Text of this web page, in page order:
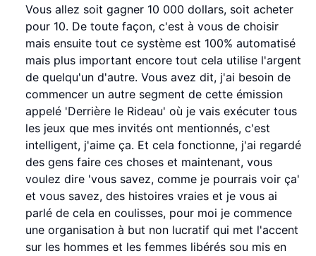
Vous allez soit gagner 10 000 dollars, soit acheter
pour 10. De toute façon, c'est à vous de choisir
mais ensuite tout ce système est 100% automatisé
mais plus important encore tout cela utilise l'argent
de quelqu'un d'autre. Vous avez dit, j'ai besoin de
commencer un autre segment de cette émission
appelé 'Derrière le Rideau' où je vais exécuter tous
les jeux que mes invités ont mentionnés, c'est
intelligent, j'aime ça. Et cela fonctionne, j'ai regardé
des gens faire ces choses et maintenant, vous
voulez dire 'vous savez, comme je pourrais voir ça'
et vous savez, des histoires vraies et je vous ai
parlé de cela en coulisses, pour moi je commence
une organisation à but non lucratif qui met l'accent
sur les hommes et les femmes libérés sou mis en